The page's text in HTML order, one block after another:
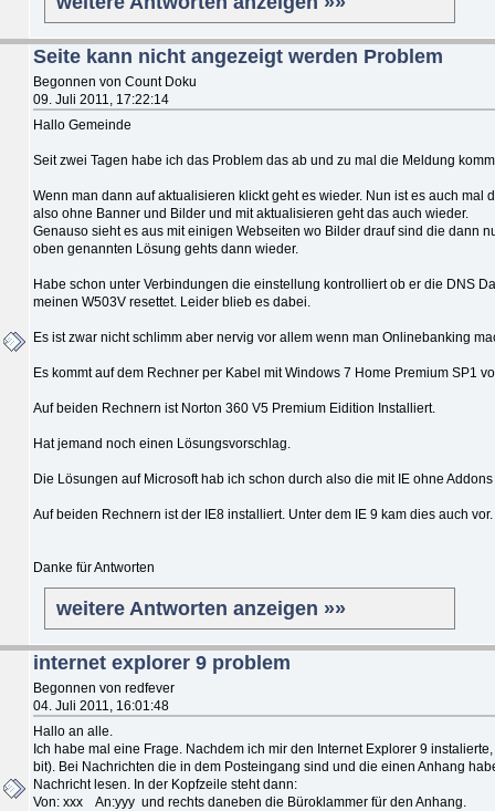
Seite kann nicht angezeigt werden Problem
Begonnen von Count Doku
09. Juli 2011, 17:22:14
Hallo Gemeinde
Seit zwei Tagen habe ich das Problem das ab und zu mal die Meldung
Wenn man dann auf aktualisieren klickt geht es wieder. Nun ist es auch mal
also ohne Banner und Bilder und mit aktualisieren geht das auch wieder.
Genauso sieht es aus mit einigen Webseiten wo Bilder drauf sind die dann
oben genannten Lösung gehts dann wieder.
Habe schon unter Verbindungen die einstellung kontrolliert ob er die DNS
meinen W503V resettet. Leider blieb es dabei.
Es ist zwar nicht schlimm aber nervig vor allem wenn man Onlinebanking
Es kommt auf dem Rechner per Kabel mit Windows 7 Home Premium SP1
Auf beiden Rechnern ist Norton 360 V5 Premium Eidition Installiert.
Hat jemand noch einen Lösungsvorschlag.
Die Lösungen auf Microsoft hab ich schon durch also die mit IE ohne Addons
Auf beiden Rechnern ist der IE8 installiert. Unter dem IE 9 kam dies auch vor.
Danke für Antworten
weitere Antworten anzeigen »»
internet explorer 9 problem
Begonnen von redfever
04. Juli 2011, 16:01:48
Hallo an alle.
Ich habe mal eine Frage. Nachdem ich mir den Internet Explorer 9
bit). Bei Nachrichten die in dem Posteingang sind und die einen Anhang
Nachricht lesen. In der Kopfzeile steht dann:
Von: xxx An:yyy und rechts daneben die Büroklammer für den Anhang.